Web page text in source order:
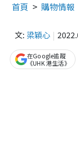
首頁 購物情報
文: 梁穎心
在Google追蹤
《UHK 港生活》